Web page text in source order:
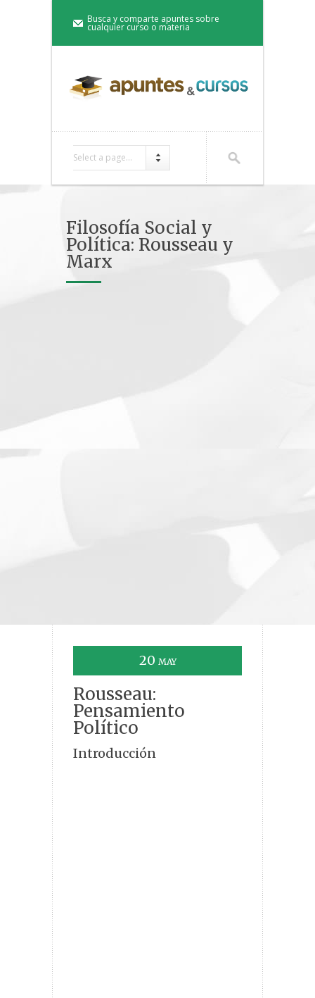
Busca y comparte apuntes sobre
cualquier curso o materia
Select a page...
Filosofía Social y
Política: Rousseau y
Marx
20 MAY
Rousseau:
Pensamiento
Político
Introducción